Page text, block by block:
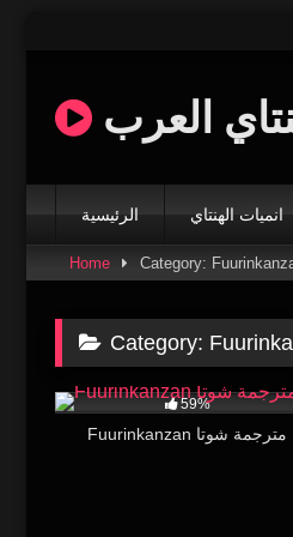
العرب
الرئيسية انميات الهنتاي
Home Category:
Category:
59%
Fuurinkanzan مترجمة شوتا